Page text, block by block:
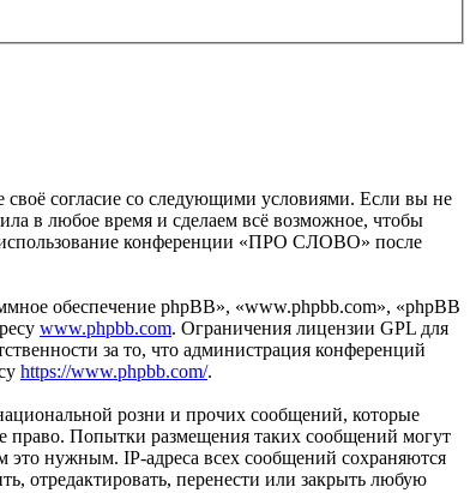
согласие со следующими условиями. Если вы не
в любое время и сделаем всё возможное, чтобы
использование конференции «ПРО СЛОВО» после
обеспечение phpBB», «www.phpbb.com», «phpBB
www.phpbb.com. Ограничения лицензии GPL для
за то, что администрация конференций
https://www.phpbb.com/.
розни и прочих сообщений, которые
право. Попытки размещения таких сообщений могут
это нужным. IP-адреса всех сообщений сохраняются
отредактировать, перенести или закрыть любую